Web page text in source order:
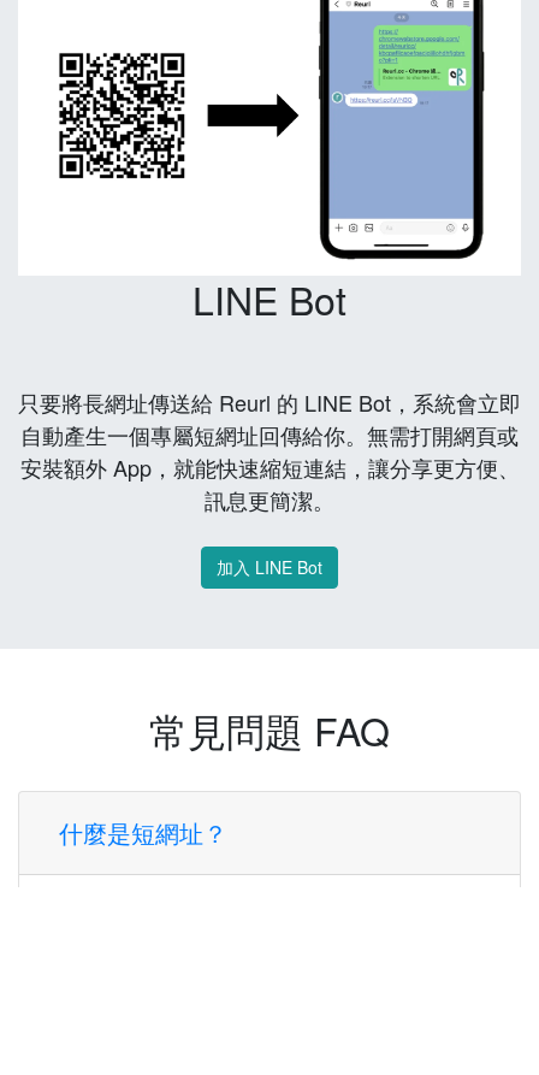
LINE Bot
只要將長網址傳送給 Reurl 的 LINE Bot，系統會立即
自動產生一個專屬短網址回傳給你。無需打開網頁或
安裝額外 App，就能快速縮短連結，讓分享更方便、
訊息更簡潔。
加入 LINE Bot
常見問題 FAQ
什麼是短網址？